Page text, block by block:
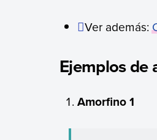
Ver además:
Ejemplos de
Amorfino 1